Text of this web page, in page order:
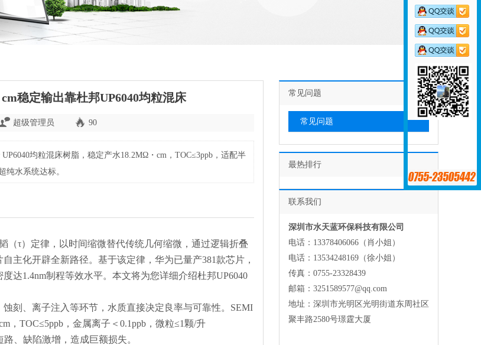
稳定输出靠杜邦UP6040均粒混床
超级管理员 90
均粒混床树脂，稳定产水18.2MΩ・cm，TOC≤3ppb，适配半
纯水系统达标。
（τ）定律，以时间缩微替代传统几何缩微，通过逻辑折叠
主化开辟全新路径。基于该定律，华为已量产381款芯片，
度达1.4nm制程等效水平。 本文将为您详细介绍杜邦UP6040
刻、离子注入等环节，水质直接决定良率与可靠性。SEMI
，TOC≤5ppb，金属离子＜0.1ppb，微粒≤1颗/升
、缺陷激增，造成巨额损失。
常见问题
常见问题
最热排行
联系我们
深圳市水天蓝环保科技有限公司
电话：13378406066（肖小姐）
电话：13534248169（徐小姐）
传真：0755-23328439
邮箱：3251589577@qq.com
地址：深圳市光明区光明街道东周社区
聚丰路2580号璟霆大厦